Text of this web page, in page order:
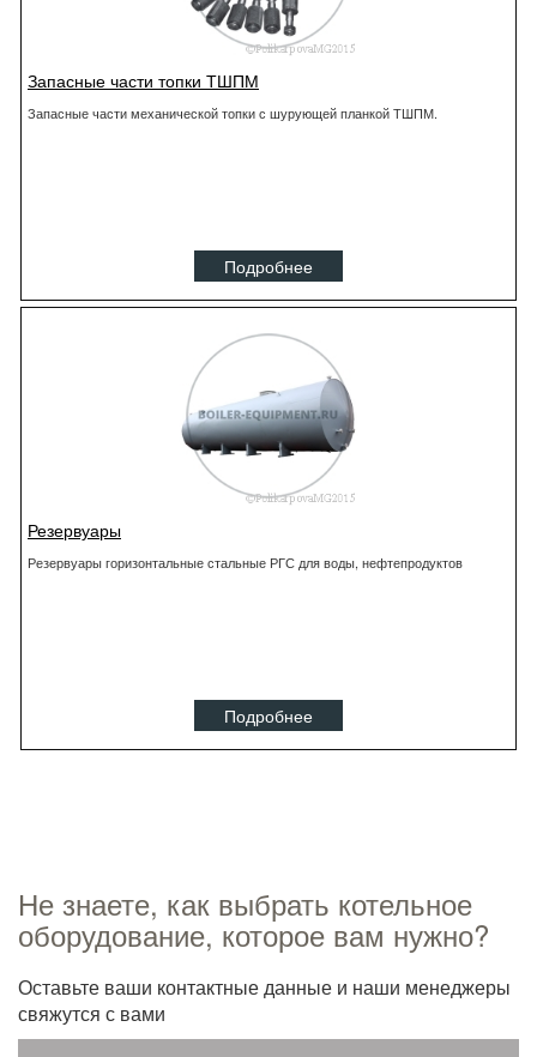
Запасные части топки ТШПМ
Запасные части механической топки с шурующей планкой ТШПМ.
Подробнее
Резервуары
Резервуары горизонтальные стальные РГС для воды, нефтепродуктов
Подробнее
Не знаете, как выбрать котельное
оборудование, которое вам нужно?
Оставьте ваши контактные данные и наши менеджеры
свяжутся с вами